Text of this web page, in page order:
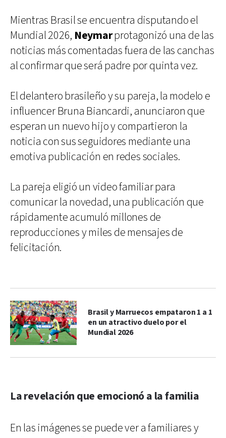
Mientras Brasil se encuentra disputando el
Mundial 2026, Neymarprotagonizó una de las
noticias más comentadas fuera de las canchas
al confirmar que será padre por quinta vez.
El delantero brasileño y su pareja, la modelo e
influencer Bruna Biancardi, anunciaron que
esperan un nuevo hijo y compartieron la
noticia con sus seguidores mediante una
emotiva publicación en redes sociales.
La pareja eligió un video familiar para
comunicar la novedad, una publicación que
rápidamente acumuló millones de
reproducciones y miles de mensajes de
felicitación.
Brasil y Marruecos empataron 1 a 1
en un atractivo duelo por el
Mundial 2026
La revelación que emocionó a la familia
En las imágenes se puede ver a familiares y